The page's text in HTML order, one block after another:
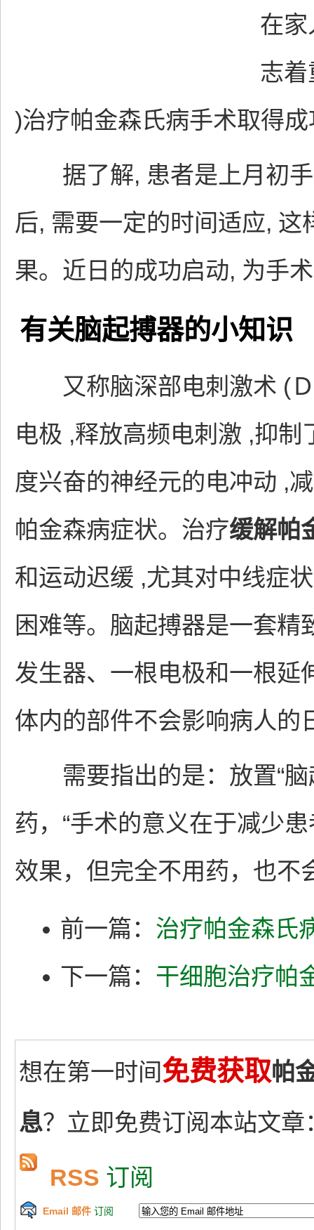
在
志
)治疗帕金森氏病手术取得
据了解, 患者是上月初手
后, 需要一定的时间适应,
果。近日的成功启动, 为手
有关脑起搏器的小知识
又称脑深部电刺激术 (Ｄ
电极 ,释放高频电刺激 ,抑
度兴奋的神经元的电冲动 ,
帕金森病症状。治疗缓解帕
和运动迟缓 ,尤其对中线症
困难等。脑起搏器是一套
发生器、一根电极和一根延
体内的部件不会影响病人的
需要指出的是：放置“脑
药，“手术的意义在于减少
效果，但完全不用药，也不
前一篇： 治疗帕金森氏
下一篇： 干细胞治疗帕
想在第一时间免费获取帕
息？立即免费订阅本站文章
RSS 订阅
Email 邮件 订阅